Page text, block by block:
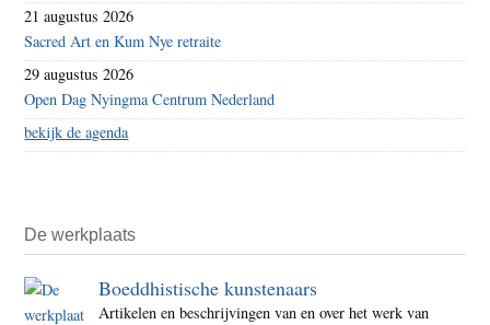
21 augustus 2026
Sacred Art en Kum Nye retraite
29 augustus 2026
Open Dag Nyingma Centrum Nederland
bekijk de agenda
De werkplaats
Boeddhistische kunstenaars
Artikelen en beschrijvingen van en over het werk van